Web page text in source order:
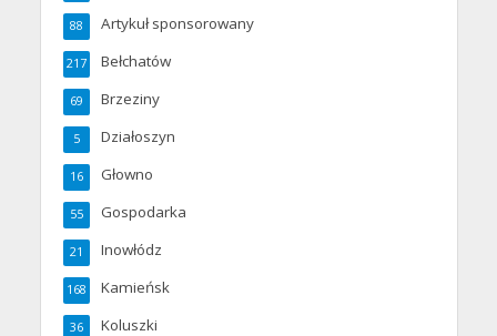
Artykuł sponsorowany
88
Bełchatów
217
Brzeziny
69
Działoszyn
5
Głowno
16
Gospodarka
55
Inowłódz
21
Kamieńsk
168
Koluszki
36